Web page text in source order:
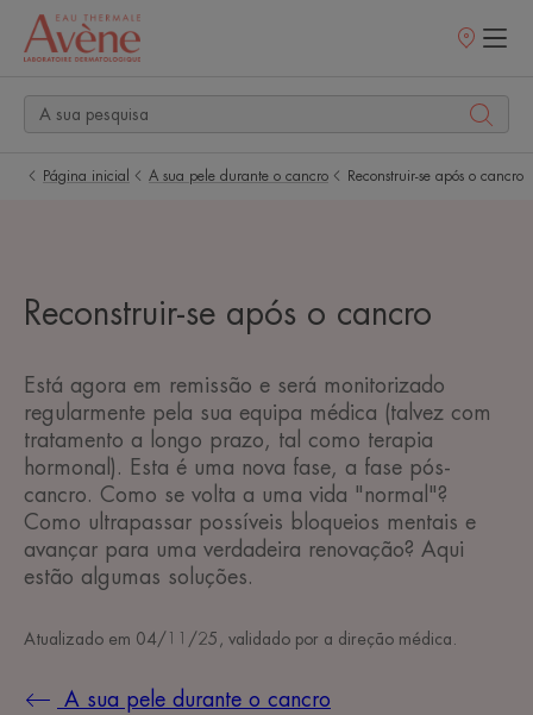
Pontos
Página inicial A sua pele durante o cancro Reconstruir-se após o cancro
Reconstruir-se após o cancro
Está agora em remissão e será monitorizado
regularmente pela sua equipa médica (talvez com
tratamento a longo prazo, tal como terapia
hormonal). Esta é uma nova fase, a fase pós-
cancro. Como se volta a uma vida "normal"?
Como ultrapassar possíveis bloqueios mentais e
avançar para uma verdadeira renovação? Aqui
estão algumas soluções.
Atualizado em 04/11/25 , validado por a direção médica
A sua pele durante o cancro